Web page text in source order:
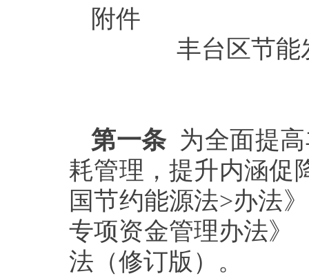
附件
丰台区节能
第一条为全面提高
耗管理，提升内涵促
国节约能源法>办法
专项资金管理办法》
法（修订版）。